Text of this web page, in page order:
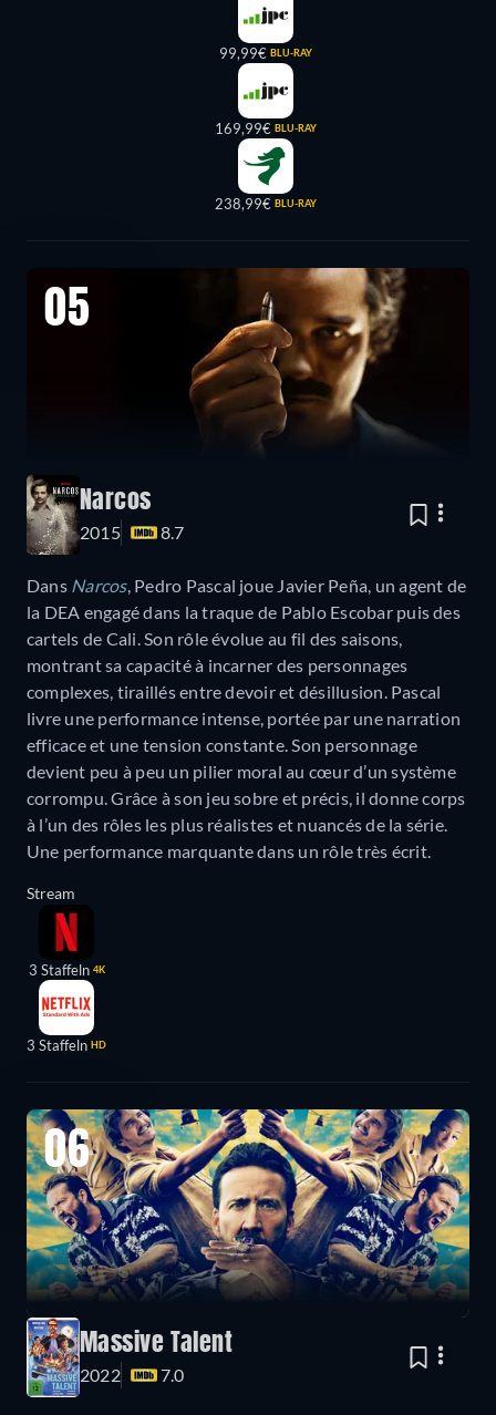
99,99€ BLU-RAY
169,99€ BLU-RAY
238,99€ BLU-RAY
05
Narcos
2015 8.7
Dans Narcos, Pedro Pascal joue Javier Peña, un agent de
la DEA engagé dans la traque de Pablo Escobar puis des
cartels de Cali. Son rôle évolue au fil des saisons,
montrant sa capacité à incarner des personnages
complexes, tiraillés entre devoir et désillusion. Pascal
livre une performance intense, portée par une narration
efficace et une tension constante. Son personnage
devient peu à peu un pilier moral au cœur d’un système
corrompu. Grâce à son jeu sobre et précis, il donne corps
à l’un des rôles les plus réalistes et nuancés de la série.
Une performance marquante dans un rôle très écrit.
Stream
3 Staffeln 4K
3 Staffeln HD
06
Massive Talent
2022 7.0